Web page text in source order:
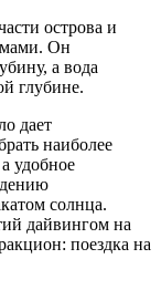
острова и
Он
а вода
глубине.
дает
наиболее
удобное
солнца.
дайвингом на
поездка на